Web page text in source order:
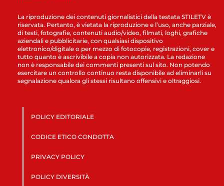
La riproduzione dei contenuti giornalistici della testata STILETV è
riservata. Pertanto, è vietata la riproduzione e l’uso, anche parziale,
di testi, fotografie, contenuti audio/video, filmati, loghi, grafiche
aziendali e pubblicitarie, con qualsiasi dispositivo
elettronico/digitale o per mezzo di fotocopie, registrazioni, cover e
tutto quanto è ascrivibile a copia non autorizzata. La redazione
non è responsabile dei commenti presenti sul sito. Non potendo
esercitare un controllo continuo resta disponibile ad eliminarli su
segnalazione qualora gli stessi risultano offensivi e oltraggiosi.
POLICY EDITORIALE
CODICE ETICO CONDOTTA
PRIVACY POLICY
POLICY DIVERSITÀ